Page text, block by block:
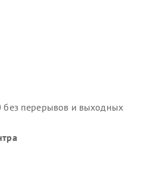
перерывов и выходных